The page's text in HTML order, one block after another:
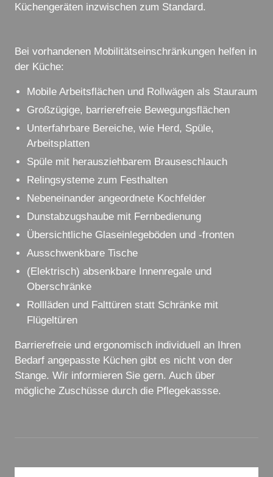
Küchengeräten inzwischen zum Standard.
Bei vorhandenen Mobilitätseinschränkungen helfen in
der Küche:
Mobile Arbeitsflächen und Rollwägen als Stauraum
Großzügige, barrierefreie Bewegungsflächen
Unterfahrbare Bereiche, wie Herd, Spüle,
Arbeitsplatten
Spüle mit herausziehbarem Brauseschlauch
Relingsysteme zum Festhalten
Nebeneinander angeordnete Kochfelder
Dunstabzugshaube mit Fernbedienung
Übersichtliche Glaseinlegeböden und -fronten
Ausschwenkbare Tische
(Elektrisch) absenkbare Innenregale und
Oberschränke
Rollläden und Falttüren statt Schränke mit
Flügeltüren
Barrierefreie und ergonomisch individuell an Ihren
Bedarf angepasste Küchen gibt es nicht von der
Stange. Wir informieren Sie gern. Auch über
mögliche Zuschüsse durch die Pflegekassse.